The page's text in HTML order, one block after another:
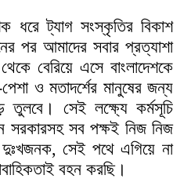
ধরে ট্যাগ সংস্কৃতির বিকাশ
পর আমাদের সবার প্রত্যাশা
বেরিয়ে এসে বাংলাদেশকে
ও মতাদর্শের মানুষের জন্য
তুলবে। সেই লক্ষ্যে কর্মসূচি
সরকারসহ সব পক্ষই নিজ নিজ
সেই পথে এগিয়ে না
বহন করছি।